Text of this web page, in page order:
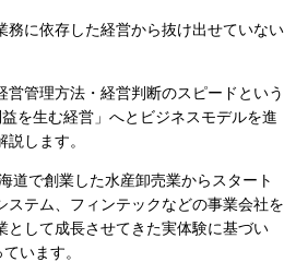
務に依存した経営から抜け出せていない
管理方法・経営判断のスピードという
を生む経営」へとビジネスモデルを進
します。
道で創業した水産卸売業からスタート
ステム、フィンテックなどの事業会社を
として成長させてきた実体験に基づい
います。